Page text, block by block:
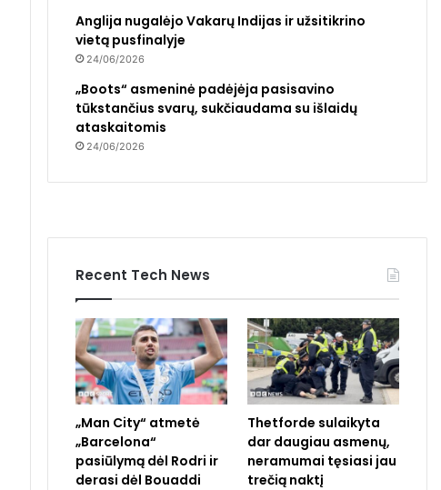
Anglija nugalėjo Vakarų Indijas ir užsitikrino
vietą pusfinalyje
24/06/2026
„Boots“ asmeninė padėjėja pasisavino
tūkstančius svarų, sukčiaudama su išlaidų
ataskaitomis
24/06/2026
Recent Tech News
„Man City“ atmetė
„Barcelona“
pasiūlymą dėl Rodri ir
derasi dėl Bouaddi
Thetforde sulaikyta
dar daugiau asmenų,
neramumai tęsiasi jau
trečią naktį